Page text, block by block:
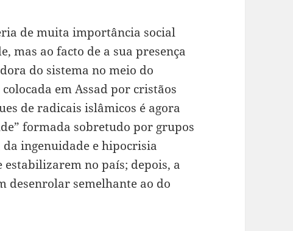
de muita importância social
mas ao facto de a sua presença
do sistema no meio do
em Assad por cristãos
de radicais islâmicos é agora
formada sobretudo por grupos
ingenuidade e hipocrisia
no país; depois, a
desenrolar semelhante ao do